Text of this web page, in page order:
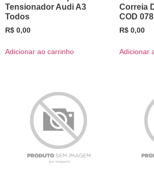
Tensionador Audi A3
Todos
R$ 0,00
Adicionar ao carrinho
Correia
COD
R$ 0,00
Adicionar